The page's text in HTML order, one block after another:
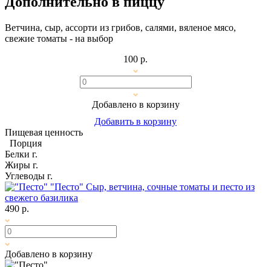
Ветчина, сыр, ассорти из грибов, салями, вяленое мясо,
свежие томаты - на выбор
100 р.
Добавлено в корзину
Добавить в корзину
Пищевая ценность
Порция
Белки г.
Жиры г.
Углеводы г.
"Песто" Сыр, ветчина, сочные томаты и песто из
свежего базилика
490 р.
Добавлено в корзину